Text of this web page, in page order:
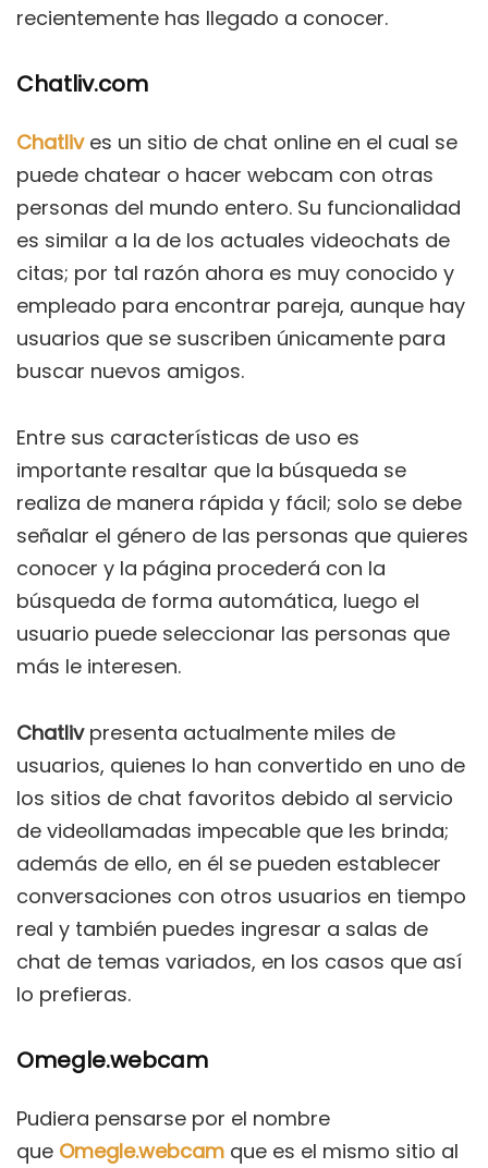
recientemente has llegado a conocer.
Chatliv.com
Chatlives un sitio de chat online en el cual se
puede chatear o hacer webcam con otras
personas del mundo entero. Su funcionalidad
es similar a la de los actuales videochats de
citas; por tal razón ahora es muy conocido y
empleado para encontrar pareja, aunque hay
usuarios que se suscriben únicamente para
buscar nuevos amigos.
Entre sus características de uso es
importante resaltar que la búsqueda se
realiza de manera rápida y fácil; solo se debe
señalar el género de las personas que quieres
conocer y la página procederá con la
búsqueda de forma automática, luego el
usuario puede seleccionar las personas que
más le interesen.
Chatlivpresenta actualmente miles de
usuarios, quienes lo han convertido en uno de
los sitios de chat favoritos debido al servicio
de videollamadas impecable que les brinda;
además de ello, en él se pueden establecer
conversaciones con otros usuarios en tiempo
real y también puedes ingresar a salas de
chat de temas variados, en los casos que así
lo prefieras.
Omegle.webcam
Pudiera pensarse por el nombre
que Omegle.webcam que es el mismo sitio al